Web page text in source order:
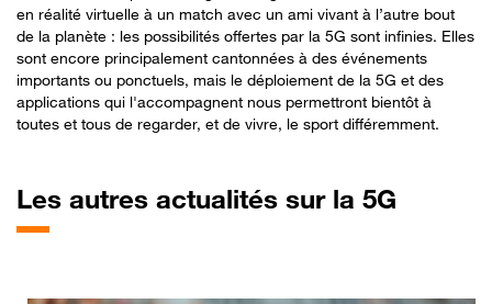
en réalité virtuelle à un match avec un ami vivant à l’autre bout
de la planète : les possibilités offertes par la 5G sont infinies. Elles
sont encore principalement cantonnées à des événements
importants ou ponctuels, mais le déploiement de la 5G et des
applications qui l'accompagnent nous permettront bientôt à
toutes et tous de regarder, et de vivre, le sport différemment.
Les autres actualités sur la 5G